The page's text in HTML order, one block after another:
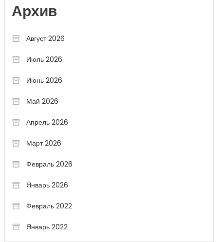
Архив
Август 2026
Июль 2026
Июнь 2026
Май 2026
Апрель 2026
Март 2026
Февраль 2026
Январь 2026
Февраль 2022
Январь 2022